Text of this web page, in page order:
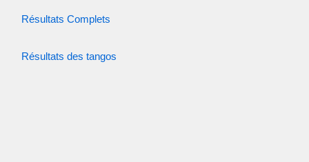
Résultats Complets
Résultats des tangos